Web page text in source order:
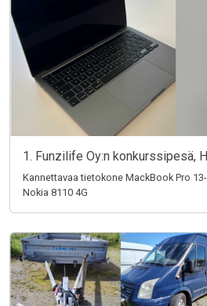
1. Funzilife Oy:n konkurssipesä,
Kannettavaa tietokone MackBook Pro
Nokia 8110 4G